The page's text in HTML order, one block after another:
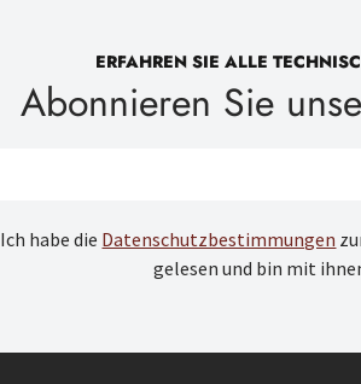
ERFAHREN SIE ALLE
Abonnieren Sie
Ich habe die Datenschutzbestimmungen
gelesen und bin mit